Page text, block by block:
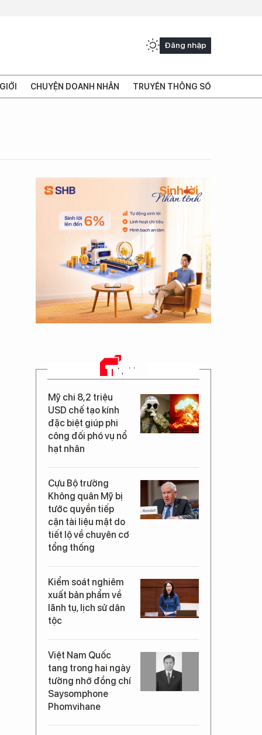
Đăng nhập
CHUYỆN DOANH NHÂN TRUYỀN THÔNG SỐ
TIN MỚI
Mỹ chi 8,2 triệu
USD chế tạo kính
đặc biệt giúp phi
công đối phó vụ nổ
hạt nhân
Cựu Bộ trưởng
Không quân Mỹ bị
tước quyền tiếp
cận tài liệu mật do
tiết lộ về chuyên cơ
tổng thống
Kiểm soát nghiêm
xuất bản phẩm về
lãnh tụ, lịch sử dân
tộc
Việt Nam Quốc
tang trong hai ngày
tưởng nhớ đồng chí
Saysomphone
Phomvihane